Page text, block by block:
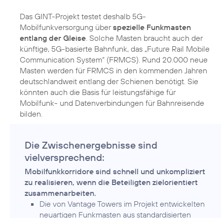
Das GINT-Projekt testet deshalb 5G-
Mobilfunkversorgung überspezielle Funkmasten
entlang der Gleise . Solche Masten braucht auch der
künftige, 5G-basierte Bahnfunk, das „Future Rail Mobile
Communication System“ (FRMCS). Rund 20.000 neue
Masten werden für FRMCS in den kommenden Jahren
deutschlandweit entlang der Schienen benötigt. Sie
könnten auch die Basis für leistungsfähige für
Mobilfunk- und Datenverbindungen für Bahnreisende
bilden.
Die Zwischenergebnisse sind
vielversprechend:
Mobilfunkkorridore sind schnell und unkompliziert
zu realisieren, wenn die Beteiligten zielorientiert
zusammenarbeiten.
Die von Vantage Towers im Projekt entwickelten
neuartigen Funkmasten aus standardisierten